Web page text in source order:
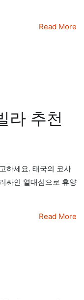
Read More
라 추천
하세요. 태국의 코사
싸인 열대섬으로 휴양
Read More